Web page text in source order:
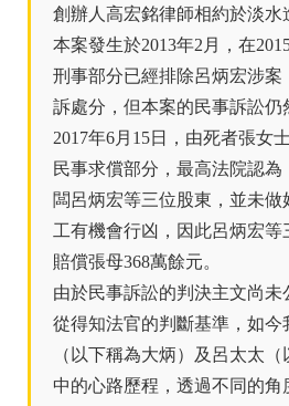
創辦人高宏銘律師相約於淡水
本案發生於2013年2月，在
刑事部分已經排除呂炳宏涉案
訴處分，但本案的民事訴訟仍
2017年6月15日，由死者張女
民事求償部分，最高法院認
闆呂炳宏等三位股東，並未做
工有機會行凶，因此呂炳宏等
賠償張母368萬餘元。
由於民事訴訟的判決主文尚
從得知法官的判斷基準，如今
（以下稱為大炳）及呂太太
中的心路歷程，透過不同的